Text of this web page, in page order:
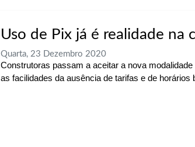
Uso de Pix já é realidade na
Quarta, 23 Dezembro 2020
Construtoras passam a aceitar a nova
as facilidades da ausência de tarifas e de horários